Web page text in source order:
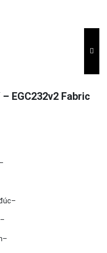
EGC232v2 Fabric
–
–
–